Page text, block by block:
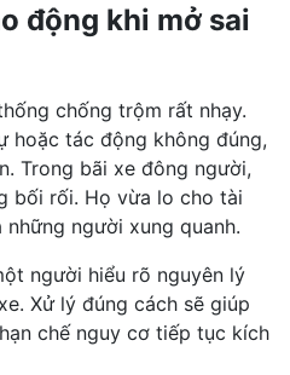
động khi mở sai
chống trộm rất nhạy.
hoặc tác động không đúng,
Trong bãi xe đông người,
bối rối. Họ vừa lo cho tài
những người xung quanh.
người hiểu rõ nguyên lý
Xử lý đúng cách sẽ giúp
chế nguy cơ tiếp tục kích